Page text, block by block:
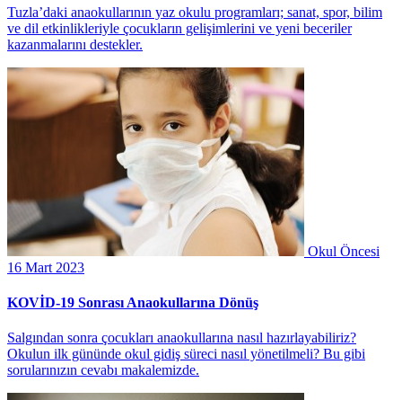
Tuzla’daki anaokullarının yaz okulu programları; sanat, spor, bilim
ve dil etkinlikleriyle çocukların gelişimlerini ve yeni beceriler
kazanmalarını destekler.
Okul Öncesi
16 Mart 2023
KOVİD-19 Sonrası Anaokullarına Dönüş
Salgından sonra çocukları anaokullarına nasıl hazırlayabiliriz?
Okulun ilk gününde okul gidiş süreci nasıl yönetilmeli? Bu gibi
sorularınızın cevabı makalemizde.